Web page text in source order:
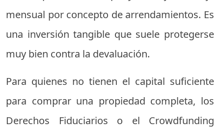
mensual por concepto de arrendamientos. Es
una inversión tangible que suele protegerse
muy bien contra la devaluación.
Para quienes no tienen el capital suficiente
para comprar una propiedad completa, los
Derechos Fiduciarios o el Crowdfunding